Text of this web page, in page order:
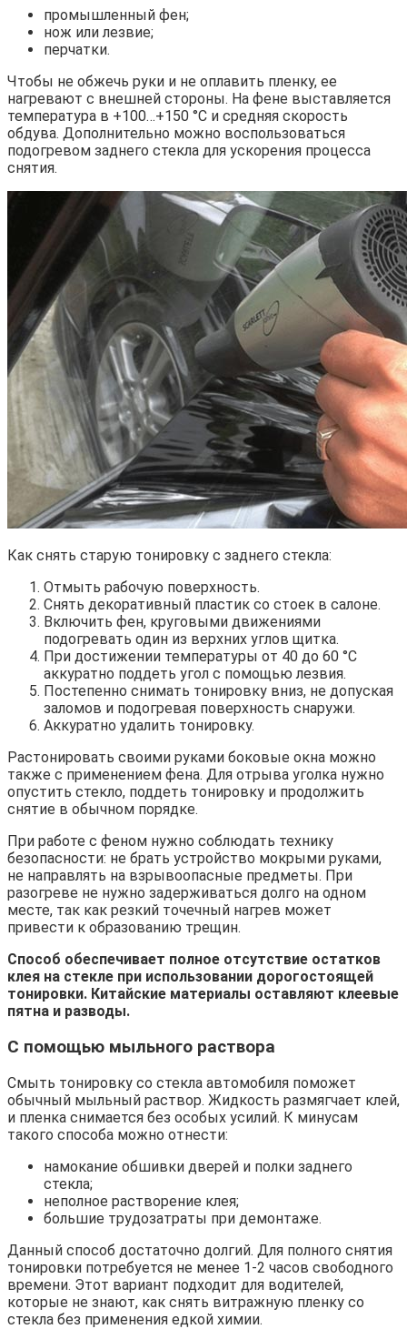
промышленный фен;
нож или лезвие;
перчатки.
Чтобы не обжечь руки и не оплавить пленку, ее
нагревают с внешней стороны. На фене выставляется
температура в +100…+150 °С и средняя скорость
обдува. Дополнительно можно воспользоваться
подогревом заднего стекла для ускорения процесса
снятия.
Как снять старую тонировку с заднего стекла:
Отмыть рабочую поверхность.
Снять декоративный пластик со стоек в салоне.
Включить фен, круговыми движениями
подогревать один из верхних углов щитка.
При достижении температуры от 40 до 60 °С
аккуратно поддеть угол с помощью лезвия.
Постепенно снимать тонировку вниз, не допуская
заломов и подогревая поверхность снаружи.
Аккуратно удалить тонировку.
Растонировать своими руками боковые окна можно
также с применением фена. Для отрыва уголка нужно
опустить стекло, поддеть тонировку и продолжить
снятие в обычном порядке.
При работе с феном нужно соблюдать технику
безопасности: не брать устройство мокрыми руками,
не направлять на взрывоопасные предметы. При
разогреве не нужно задерживаться долго на одном
месте, так как резкий точечный нагрев может
привести к образованию трещин.
Способ обеспечивает полное отсутствие остатков
клея на стекле при использовании дорогостоящей
тонировки. Китайские материалы оставляют клеевые
пятна и разводы.
С помощью мыльного раствора
Смыть тонировку со стекла автомобиля поможет
обычный мыльный раствор. Жидкость размягчает клей,
и пленка снимается без особых усилий. К минусам
такого способа можно отнести:
намокание обшивки дверей и полки заднего
стекла;
неполное растворение клея;
большие трудозатраты при демонтаже.
Данный способ достаточно долгий. Для полного снятия
тонировки потребуется не менее 1-2 часов свободного
времени. Этот вариант подходит для водителей,
которые не знают, как снять витражную пленку со
стекла без применения едкой химии.